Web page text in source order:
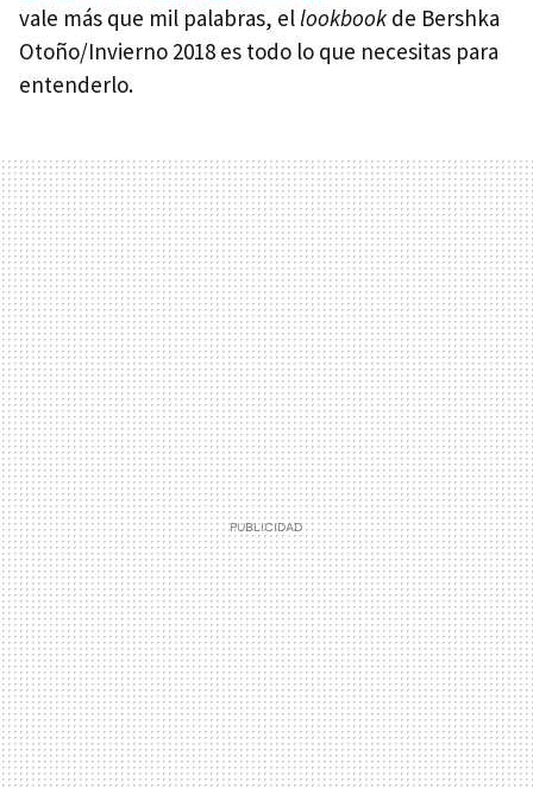
vale más que mil palabras, ellookbook de Bershka
Otoño/Invierno 2018 es todo lo que necesitas para
entenderlo.